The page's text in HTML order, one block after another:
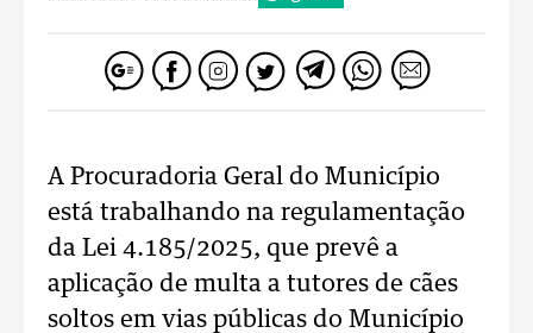
A Procuradoria Geral do Município
está trabalhando na regulamentação
da Lei 4.185/2025, que prevê a
aplicação de multa a tutores de cães
soltos em vias públicas do Município